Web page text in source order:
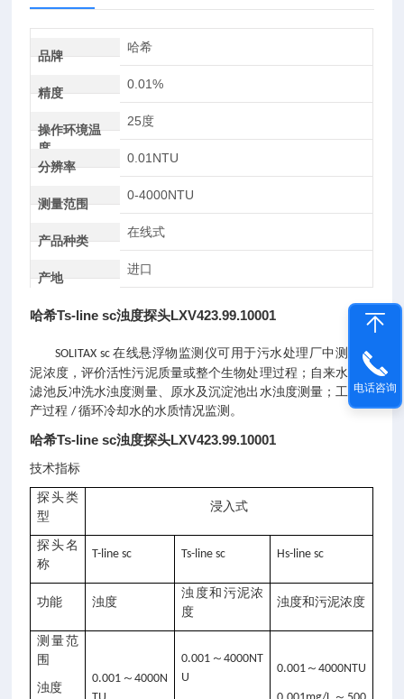
品牌
哈希
精度
0.01%
操作环境温
度
25度
分辨率
0.01NTU
测量范围
0-4000NTU
产品种类
在线式
产地
进口
哈希Ts-line sc浊度探头LXV423.99.10001
SOLITAX sc在线悬浮物监测仪可用于污水处理厂中测量污
泥浓度，评价活性污泥质量或整个生物处理过程；自来水厂中
滤池反冲洗水浊度测量、原水及沉淀池出水浊度测量；工业生
产过程/循环冷却水的水质情况监测。
哈希Ts-line sc浊度探头LXV423.99.10001
技术指标
探头类
型
浸入式
探头名
称
T-line sc Ts-line sc Hs-line sc
功能 浊度
浊度和污泥浓
度
浊度和污泥浓度
测量范
围
浊度
0.001 ～4000N
0.001 ～4000NT
U
0.001 ～4000NTU
电话咨询